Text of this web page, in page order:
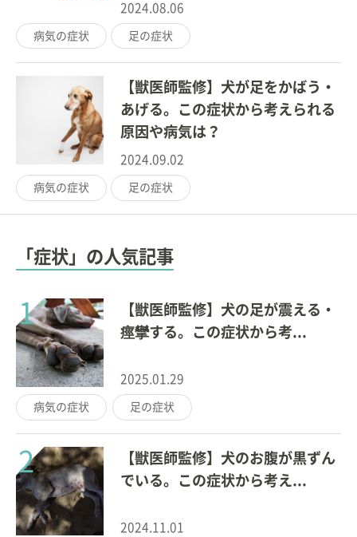
2024.08.06
病気の症状 足の症状
【獣医師監修】犬が足をかばう・
あげる。この症状から考えられる
原因や病気は？
2024.09.02
病気の症状 足の症状
「症状」の人気記事
1
【獣医師監修】犬の足が震える・
痙攣する。この症状から考...
2025.01.29
病気の症状 足の症状
2
【獣医師監修】犬のお腹が黒ずん
でいる。この症状から考え...
2024.11.01